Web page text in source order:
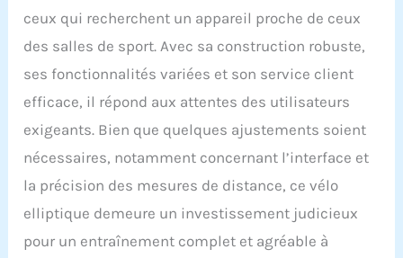
ceux qui recherchent un appareil proche de ceux
des salles de sport. Avec sa construction robuste,
ses fonctionnalités variées et son service client
efficace, il répond aux attentes des utilisateurs
exigeants. Bien que quelques ajustements soient
nécessaires, notamment concernant l’interface et
la précision des mesures de distance, ce vélo
elliptique demeure un investissement judicieux
pour un entraînement complet et agréable à